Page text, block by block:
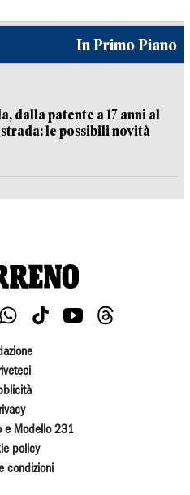
In Primo Piano
dalla patente a 17 anni al
le possibili novità
e Modello 231
policy
condizioni